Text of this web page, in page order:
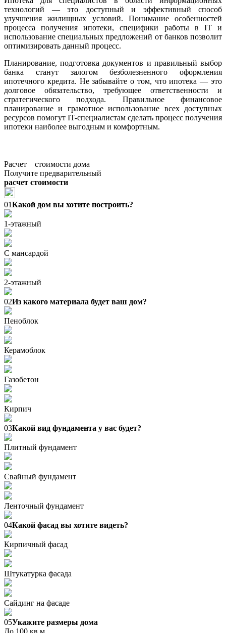
технологий — это доступный и эффективный способ
улучшения жилищных условий. Понимание особенностей
процесса получения ипотеки, специфики работы в IT и
использование специальных предложений от банков позволит
оптимизировать данный процесс.
Планирование, подготовка документов и правильный выбор
банка станут залогом безболезненного оформления
ипотечного кредита. Не забывайте о том, что ипотека — это
долговое обязательство, требующее ответственности и
стратегического подхода. Правильное финансовое
планирование и грамотное использование всех доступных
ресурсов помогут IT-специалистам сделать процесс получения
ипотеки наиболее выгодным и комфортным.
Расчет стоимости дома
Получите предварительный
расчет стоимости
01Какой дом вы хотите построить?
1-этажный
С мансардой
2-этажный
02Из какого материала будет ваш дом?
Пеноблок
Керамоблок
Газобетон
Кирпич
03Какой вид фундамента у вас будет?
Плитный фундамент
Свайный фундамент
Ленточный фундамент
04Какой фасад вы хотите видеть?
Кирпичный фасад
Штукатурка фасада
Сайдинг на фасаде
05Укажите размеры дома